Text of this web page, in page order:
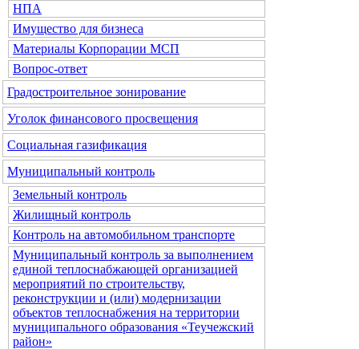
НПА
Имущество для бизнеса
Материалы Корпорации МСП
Вопрос-ответ
Градостроительное зонирование
Уголок финансового просвещения
Социальная газификация
Муниципальный контроль
Земельный контроль
Жилищный контроль
Контроль на автомобильном транспорте
Муниципальный контроль за выполнением
единой теплоснабжающей организацией
мероприятий по строительству,
реконструкции и (или) модернизации
объектов теплоснабжения на территории
муниципального образования «Теучежский
район»